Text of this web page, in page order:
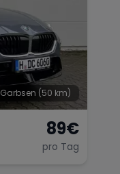
Garbsen (50 km)
89€
pro Tag